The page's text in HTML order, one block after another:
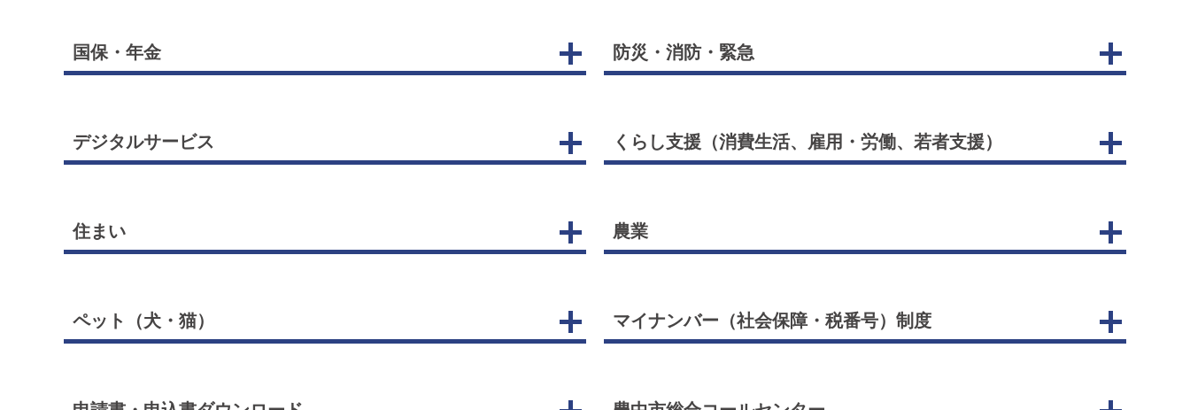
国保・年金 防災・消防・緊急
デジタルサービス くらし支援（消費生活、雇用・労働、若者支援）
住まい 農業
ペット（犬・猫） マイナンバー（社会保障・税番号）制度